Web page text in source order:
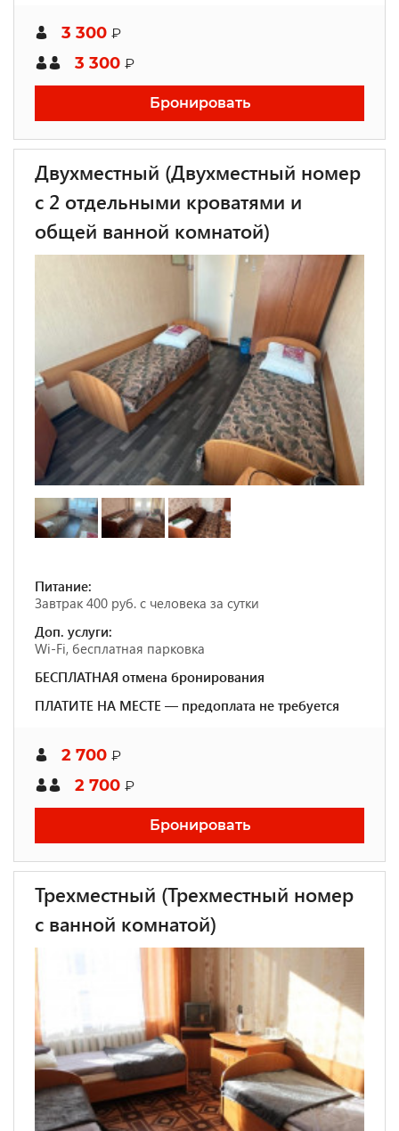
3 300 ₽
3 300 ₽
Бронировать
Двухместный (Двухместный номер
с 2 отдельными кроватями и
общей ванной комнатой)
Питание:
Завтрак 400 руб. с человека за сутки
Доп. услуги:
Wi-Fi, бесплатная парковка
БЕСПЛАТНАЯ отмена бронирования
ПЛАТИТЕ НА МЕСТЕ — предоплата не требуется
2 700 ₽
2 700 ₽
Бронировать
Трехместный (Трехместный номер
с ванной комнатой)